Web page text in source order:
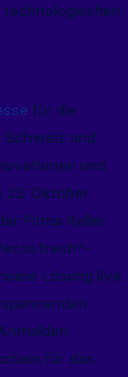
technologischen
für die
Schweiz und
und
23. Oktober
Firma Keller
Lösung live
für das